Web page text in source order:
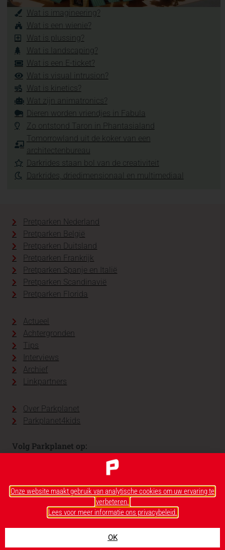
Wat is imagineering?
Wat is een wienie?
Wat is plussing?
Wat is landscaping?
Wat is een E-ticket?
Wat is visual intrusion?
Wat is kinetics?
Wat zijn animatronics?
Dieren worden vriendjes in Fabula
Zo ontstond Taron in Phantasialand
Tomorrowland uit de koker van een
architectenbureau
Darkrides staan bol van de creativiteit
Darkrides, driedimensionaal en multimediaal
Pretparken Nederland
Pretparken België
Pretparken Duitsland
Pretparken Frankrijk
Pretparken Spanje en Italië
Pretparken Scandinavië
Pretparken Florida
Actueel
Achtergronden
Tips
Interviews
Archief
Linkpartners
Over Parkplanet
Parkplanet4kids
Volg Parkplanet op:
Onze website maakt gebruik van analytische cookies om uw ervaring te
verbeteren.
Lees voor meer informatie ons privacybeleid.
OK